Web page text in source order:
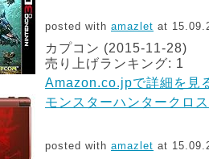
posted with amazlet at
カプコン (2015-11-28)
売り上げランキング: 1
Amazon.co.jpで詳細を見
モンスターハンタークロ
posted with amazlet at